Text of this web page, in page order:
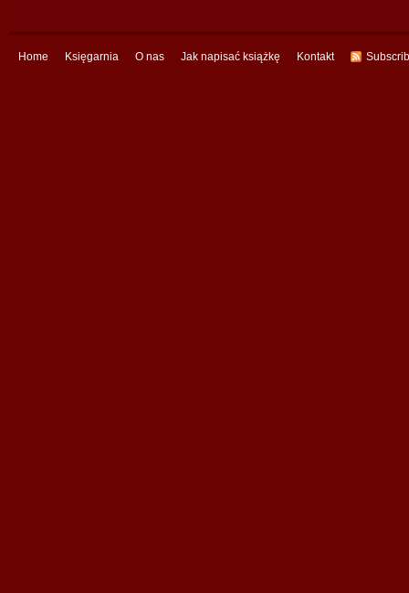
Home Księgarnia O nas Jak napisać książkę Kontakt